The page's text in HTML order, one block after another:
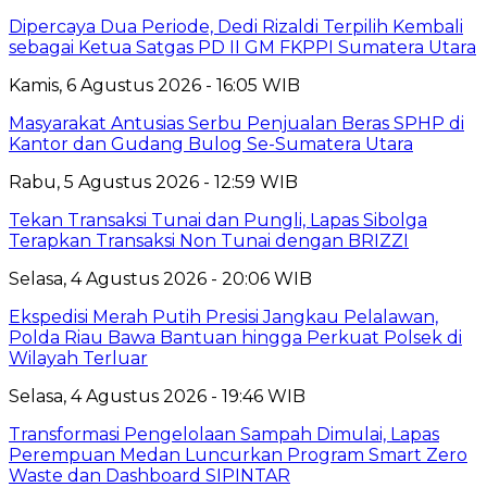
Dipercaya Dua Periode, Dedi Rizaldi Terpilih Kembali
sebagai Ketua Satgas PD II GM FKPPI Sumatera Utara
Kamis, 6 Agustus 2026 - 16:05 WIB
Masyarakat Antusias Serbu Penjualan Beras SPHP di
Kantor dan Gudang Bulog Se-Sumatera Utara
Rabu, 5 Agustus 2026 - 12:59 WIB
Tekan Transaksi Tunai dan Pungli, Lapas Sibolga
Terapkan Transaksi Non Tunai dengan BRIZZI
Selasa, 4 Agustus 2026 - 20:06 WIB
Ekspedisi Merah Putih Presisi Jangkau Pelalawan,
Polda Riau Bawa Bantuan hingga Perkuat Polsek di
Wilayah Terluar
Selasa, 4 Agustus 2026 - 19:46 WIB
Transformasi Pengelolaan Sampah Dimulai, Lapas
Perempuan Medan Luncurkan Program Smart Zero
Waste dan Dashboard SIPINTAR